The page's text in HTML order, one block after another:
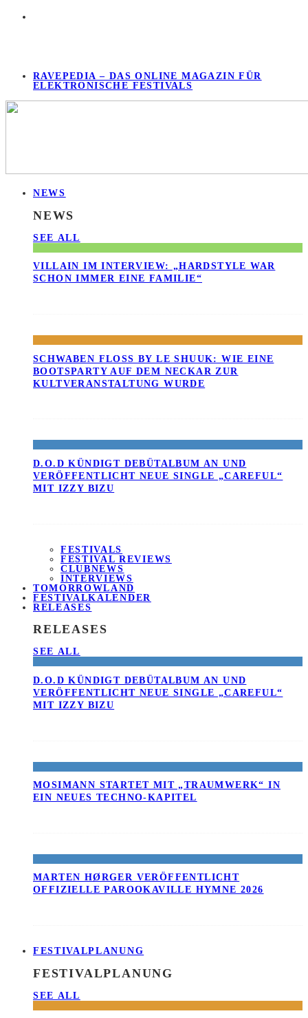
RAVEPEDIA – DAS ONLINE MAGAZIN FÜR
ELEKTRONISCHE FESTIVALS
NEWS
NEWS
SEE ALL
VILLAIN IM INTERVIEW: „HARDSTYLE WAR
SCHON IMMER EINE FAMILIE“
SCHWABEN FLOSS BY LE SHUUK: WIE EINE B
OOTSPARTY AUF DEM NECKAR ZUR K
ULTVERANSTALTUNG WURDE
D.O.D KÜNDIGT DEBÜTALBUM AN UND
VERÖFFENTLICHT NEUE SINGLE „CAREFUL“
MIT IZZY BIZU
FESTIVALS
FESTIVAL REVIEWS
CLUBNEWS
INTERVIEWS
TOMORROWLAND
FESTIVALKALENDER
RELEASES
RELEASES
SEE ALL
D.O.D KÜNDIGT DEBÜTALBUM AN UND
VERÖFFENTLICHT NEUE SINGLE „CAREFUL“
MIT IZZY BIZU
MOSIMANN STARTET MIT „TRAUMWERK“ IN
EIN NEUES TECHNO-KAPITEL
MARTEN HØRGER VERÖFFENTLICHT
OFFIZIELLE PAROOKAVILLE HYMNE 2026
FESTIVALPLANUNG
FESTIVALPLANUNG
SEE ALL